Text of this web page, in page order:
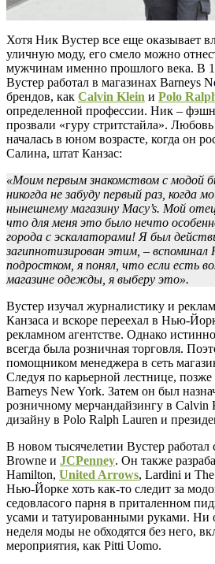
Хотя Ник Вустер все еще оказывает
уличную моду, его смело можно
мужчинам именно прошлого века. В
Вустер работал в магазинах Barneys
брендов, как Calvin Klein и Polo
определенной профессии. Ник – фэшн
прозвали «гуру стритстайла».
началась в юном возрасте, когда он
Салина, штат Канзас:
«Моим первым знакомством с модой
никогда не забуду первый раз, когда
нынешнему магазину Macy’s. Мой
что для меня это было нечто
города с эскалаторами! Я был
загипнотизирован этим, – вспоминал
подростком, я понял, что если есть
магазине одежды, я выберу это».
Вустер изучал журналистику и
Канзаса и вскоре переехал в Нью-
рекламном агентстве. Однако
всегда была розничная торговля.
помощником менеджера в сеть
Следуя по карьерной лестнице,
Barneys New York. Затем он был
розничному мерчандайзингу в Calvin
дизайну в Polo Ralph Lauren и
В новом тысячелетии Вустер работал
Browne и JCPenney. Он также
Hamilton, United Arrows, Lardini и
Нью-Йорке хоть как-то следит за
седовласого парня в приталенном
усами и татуированными руками. Ни
неделя моды не обходятся без него,
мероприятия, как Pitti Uomo.